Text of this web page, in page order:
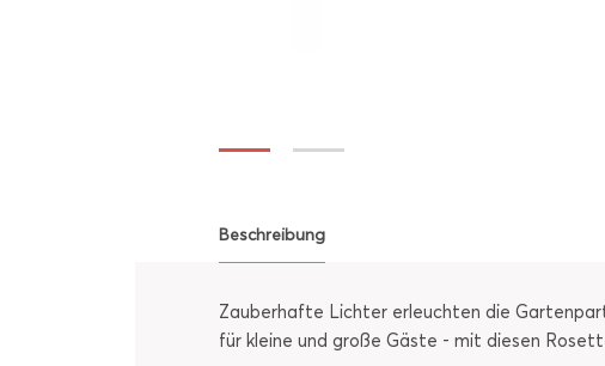
Beschreibung
Zauberhafte Lichter erleuchten die
für kleine und große Gäste - mit diesen